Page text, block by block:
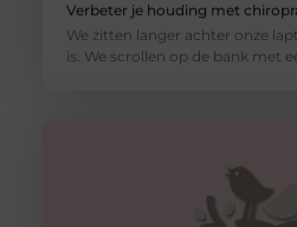
Verbeter je houding met
We zitten langer achter onze
is. We scrollen op de bank met